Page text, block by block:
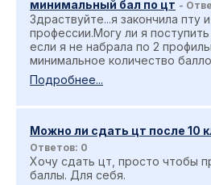
минимальный бал по цт -
Здраствуйте...я закончила пту
профессии.Могу ли я поступить
если я не набрала по 2
минимальное количество
Подробнее...
Можно ли сдать цт после 10
Ответов: 0
Хочу сдать цт, просто чтобы
баллы. Для себя.